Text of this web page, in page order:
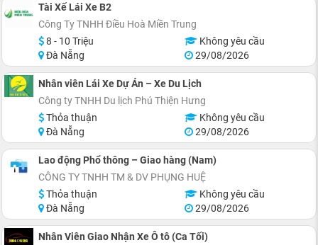
Tài Xế Lái Xe B2
Công Ty TNHH Điều Hoà Miền Trung
8 - 10 Triệu
Không yêu cầu
Đà Nẵng
29/08/2026
Nhân viên Lái Xe Dự Án – Xe Du Lịch
Công ty TNHH Du lịch Phú Thiện Hưng
Thỏa thuận
Không yêu cầu
Đà Nẵng
29/08/2026
Lao động Phổ thông – Giao hàng (Nam)
CÔNG TY TNHH TM & DV PHỤNG HUỆ
Thỏa thuận
Không yêu cầu
Đà Nẵng
29/08/2026
Nhân Viên Giao Nhận Xe Ô tô (Ca Tối)